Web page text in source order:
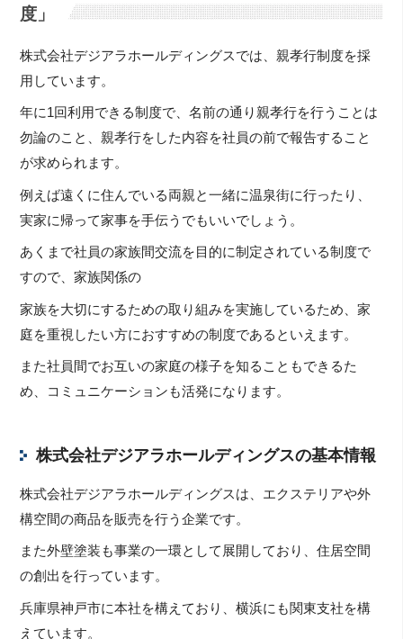
度」
株式会社デジアラホールディングスでは、親孝行制度を採
用しています。
年に1回利用できる制度で、名前の通り親孝行を行うことは
勿論のこと、親孝行をした内容を社員の前で報告すること
が求められます。
例えば遠くに住んでいる両親と一緒に温泉街に行ったり、
実家に帰って家事を手伝うでもいいでしょう。
あくまで社員の家族間交流を目的に制定されている制度で
すので、家族関係の
家族を大切にするための取り組みを実施しているため、家
庭を重視したい方におすすめの制度であるといえます。
また社員間でお互いの家庭の様子を知ることもできるた
め、コミュニケーションも活発になります。
株式会社デジアラホールディングスの基本情報
株式会社デジアラホールディングスは、エクステリアや外
構空間の商品を販売を行う企業です。
また外壁塗装も事業の一環として展開しており、住居空間
の創出を行っています。
兵庫県神戸市に本社を構えており、横浜にも関東支社を構
えています。